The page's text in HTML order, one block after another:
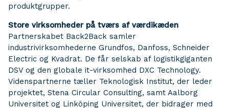
produktgrupper.
Store virksomheder på tværs af værdikæden
Partnerskabet Back2Back samler
industrivirksomhederne Grundfos, Danfoss, Schneider
Electric og Kvadrat. De får selskab af logistikgiganten
DSV og den globale it-virksomhed DXC Technology.
Videnspartnerne tæller Teknologisk Institut, der leder
projektet, Stena Circular Consulting, samt Aalborg
Universitet og Linköping Universitet, der bidrager med